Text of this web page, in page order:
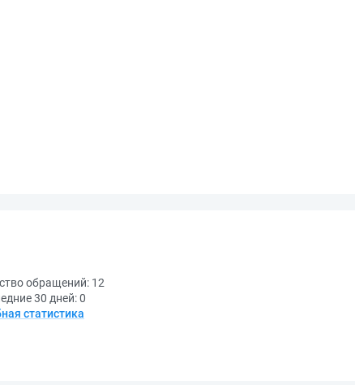
обращений: 12
30 дней:0
статистика